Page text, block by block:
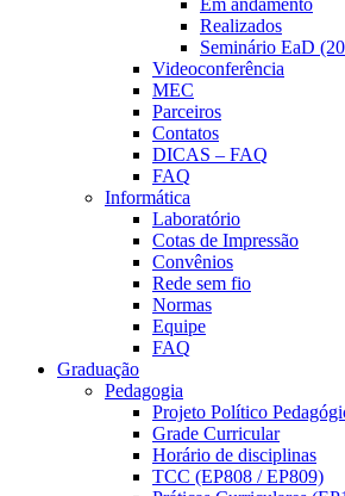
Em andamento
Realizados
Seminário EaD
Videoconferência
MEC
Parceiros
Contatos
DICAS – FAQ
FAQ
Informática
Laboratório
Cotas de Impressão
Convênios
Rede sem fio
Normas
Equipe
FAQ
Graduação
Pedagogia
Projeto Político
Grade Curricular
Horário de disciplinas
TCC (EP808 / EP809)